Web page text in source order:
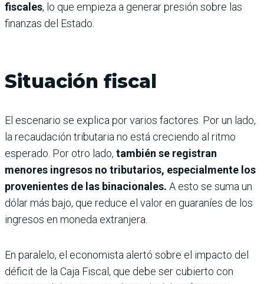
fiscales, lo que empieza a generar presión sobre las
finanzas del Estado.
Situación fiscal
El escenario se explica por varios factores. Por un lado,
la recaudación tributaria no está creciendo al ritmo
esperado. Por otro lado, también se registran
menores ingresos no tributarios, especialmente los
provenientes de las binacionales. A esto se suma un
dólar más bajo, que reduce el valor en guaraníes de los
ingresos en moneda extranjera.
En paralelo, el economista alertó sobre el impacto del
déficit de la Caja Fiscal, que debe ser cubierto con